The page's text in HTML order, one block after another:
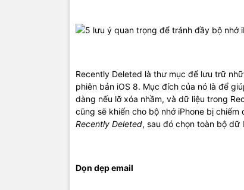
Recently Deleted là thư mục để lưu trữ
phiên bản iOS 8. Mục đích của nó là để
dàng nếu lỡ xóa nhầm, và dữ liệu trong
cũng sẽ khiến cho bộ nhớ iPhone bị
Recently Deleted, sau đó chọn toàn bộ dữ
Dọn dẹp email